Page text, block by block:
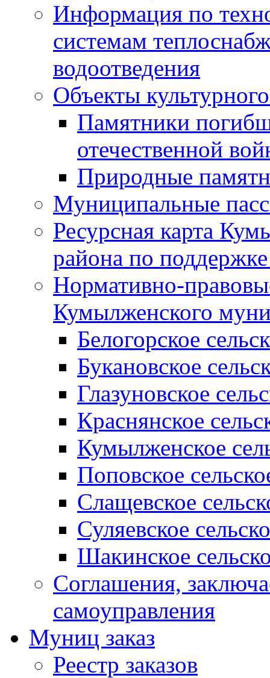
Информация по
системам
водоотведения
Объекты
Памятники
отечественной
Природные
Муниципальные
Ресурсная карта
района по
Нормативно-
Кумылженского
Белогорское
Букановское
Глазуновское
Краснянское
Кумылженское
Поповское
Слащевское
Суляевское
Шакинское
Соглашения,
самоуправления
Муниц заказ
Реестр заказов